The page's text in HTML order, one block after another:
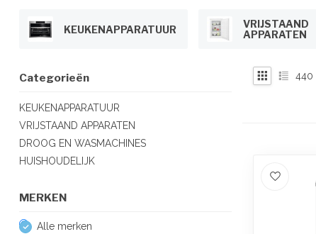
KEUKENAPPARATUUR
VRIJSTAAND
APPARATEN
Categorieën
KEUKENAPPARATUUR
VRIJSTAAND APPARATEN
DROOG EN WASMACHINES
HUISHOUDELIJK
MERKEN
Alle merken
440